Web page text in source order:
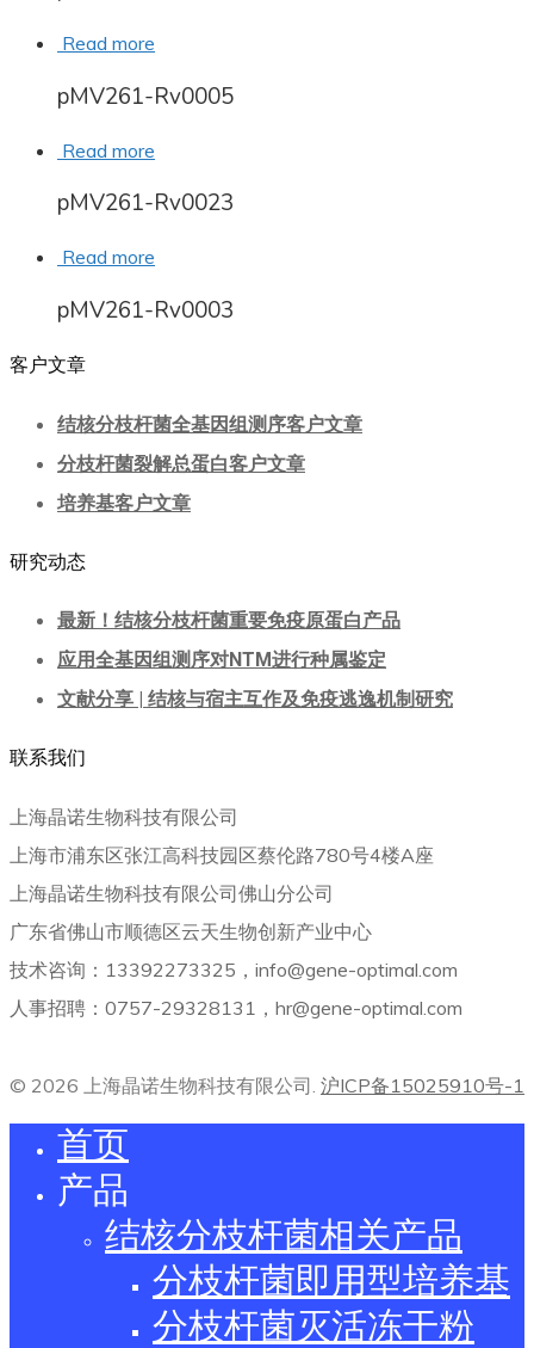
Read more
pMV261-Rv0005
Read more
pMV261-Rv0023
Read more
pMV261-Rv0003
客户文章
结核分枝杆菌全基因组测序客户文章
分枝杆菌裂解总蛋白客户文章
培养基客户文章
研究动态
最新！结核分枝杆菌重要免疫原蛋白产品
应用全基因组测序对NTM进行种属鉴定
文献分享 | 结核与宿主互作及免疫逃逸机制研究
联系我们
上海晶诺生物科技有限公司
上海市浦东区张江高科技园区蔡伦路780号4楼A座
上海晶诺生物科技有限公司佛山分公司
广东省佛山市顺德区云天生物创新产业中心
技术咨询：13392273325，info@gene-optimal.com
人事招聘：0757-29328131，hr@gene-optimal.com
© 2026 上海晶诺生物科技有限公司. 沪ICP备15025910号-1
首页
产品
结核分枝杆菌相关产品
分枝杆菌即用型培养基
分枝杆菌灭活冻干粉